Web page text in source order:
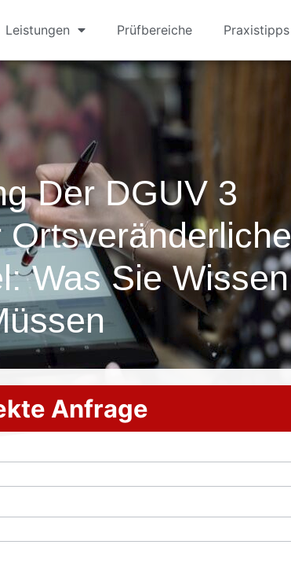
Leistungen Prüfbereiche Praxistipps
Der DGUV 3
Was Sie Wissen
Anfrage